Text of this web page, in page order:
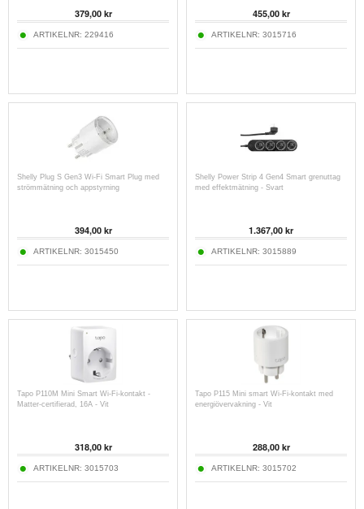
379,00kr
ARTIKELNR: 229416
455,00kr
ARTIKELNR: 3015716
Shelly Plug S Gen3 Wi-Fi Smart Plug med
strömmätning och appstyrning
394,00kr
ARTIKELNR: 3015450
Shelly Power Strip 4 Gen4 Smart grenuttag
med effektmätning - Svart
1.367,00 kr
ARTIKELNR: 3015889
Tapo P110M Mini Smart Wi-Fi-kontakt -
Matter-certifierad, 16A - Vit
318,00kr
ARTIKELNR: 3015703
Tapo P115 Mini smart Wi-Fi-kontakt med
energiövervakning - Vit
288,00kr
ARTIKELNR: 3015702